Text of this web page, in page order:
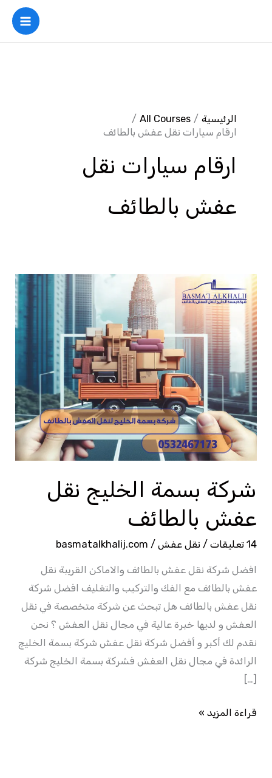
المحتوى
الرئيسية
All Courses
ارقام سيارات نقل عفش بالطائف
ارقام سيارات نقل
عفش بالطائف
شركة بسمة الخليج نقل
عفش بالطائف
14 تعليقات / نقل عفش /
basmatalkhalij.com
افضل شركة نقل عفش بالطائف والاماكن القريبة نقل
عفش بالطائف مع الفك والتركيب والتغليف افضل شركة
نقل عفش بالطائف هل تبحث عن شركة متخصصة في نقل
العفش و لديها خبرة عالية في مجال نقل العفش ؟ نحن
نقدم لك أكبر و أفضل شركة نقل عفش شركة بسمة الخليج
الرائدة في مجال نقل العفش فشركة بسمة الخليج شركة
[…]
شركة
بسمة
الخليج
نقل
عفش
بالطائف
قراءة المزيد »